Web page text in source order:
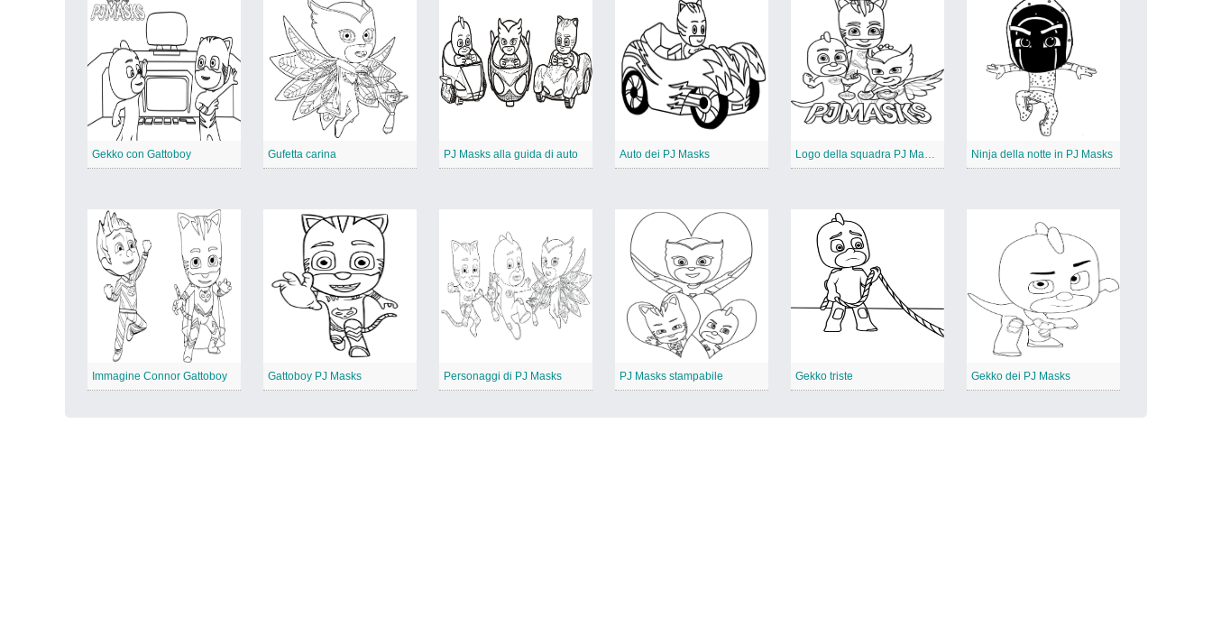
Gekko con Gattoboy Gufetta carina PJ Masks alla guida di auto Auto dei PJ Masks Logo della squadra PJ Masks Ninja della notte in PJ Masks
Immagine Connor Gattoboy Gattoboy PJ Masks Personaggi di PJ Masks PJ Masks stampabile Gekko triste Gekko dei PJ Masks